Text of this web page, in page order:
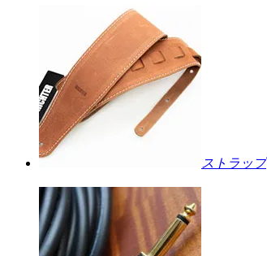
ストラップ